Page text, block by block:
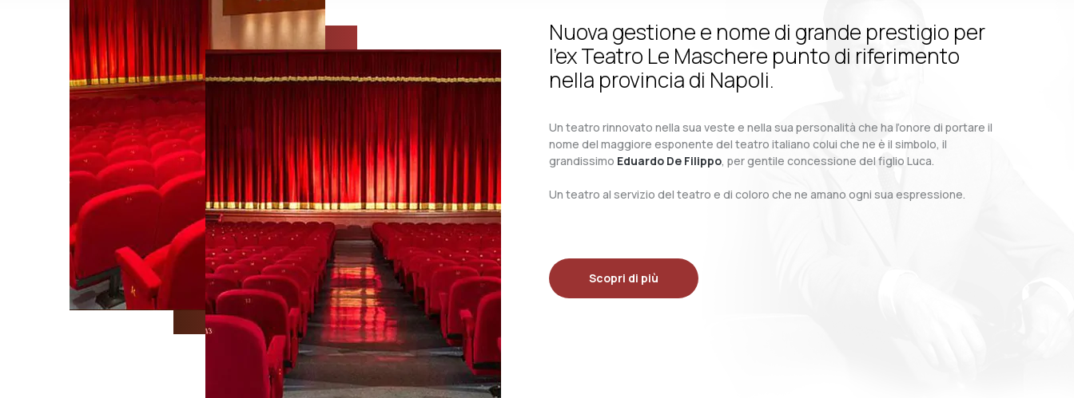
Nuova gestione e nome di grande prestigio per
l’ex Teatro Le Maschere punto di riferimento
nella provincia di Napoli.
Un teatro rinnovato nella sua veste e nella sua personalità che ha l’onore di portare il
nome del maggiore esponente del teatro italiano colui che ne è il simbolo, il
grandissimo Eduardo De Filippo, per gentile concessione del figlio Luca.
Un teatro al servizio del teatro e di coloro che ne amano ogni sua espressione.
Scopri di più